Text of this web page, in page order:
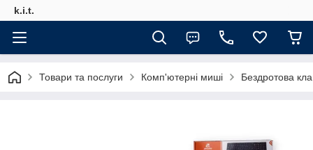
k.i.t.
Товари та послуги Комп'ютерні миші Бездротова